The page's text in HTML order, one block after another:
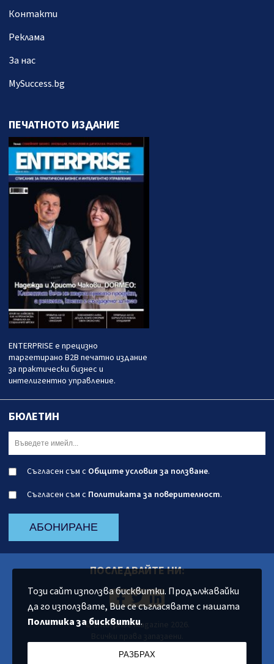
Контакти
Реклама
За нас
MySuccess.bg
ПЕЧАТНОТО ИЗДАНИЕ
ENTERPRISE е прецизно
таргетирано B2B печатно издание
за практически бизнес и
интелигентно управление.
БЮЛЕТИН
Съгласен съм с Общите условия за ползване.
Съгласен съм с Политиката за поверителност.
АБОНИРАНЕ
ПОСЛЕДВАЙТЕ НИ:
© Enterprise Magazine 2026.
Този сайт използва бисквитки. Продължавайки
да го използвате, Вие се съгласявате с нашата
Политика за бисквитки.
РАЗБРАХ